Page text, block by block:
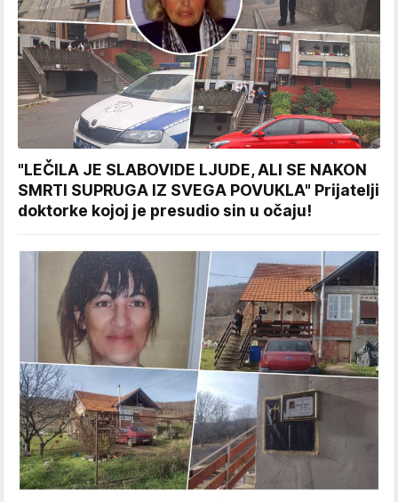
"LEČILA JE SLABOVIDE LJUDE, ALI SE NAKON
SMRTI SUPRUGA IZ SVEGA POVUKLA" Prijatelji
doktorke kojoj je presudio sin u očaju!